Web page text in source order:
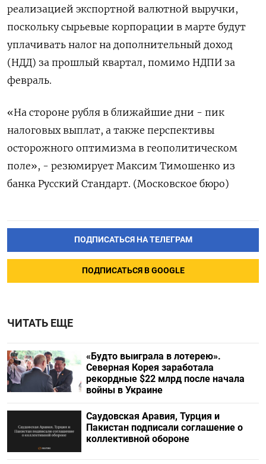
реализацией экспортной ‌валютной выручки,
поскольку сырьевые корпорации в марте будут
уплачивать налог на дополнительный доход
(НДД) за прошлый квартал, помимо НДПИ за
февраль.
«На ​стороне рубля в ближайшие дни - пик
налоговых выплат, а также перспективы
осторожного оптимизма в ‌геополитическом
поле», - резюмирует Максим Тимошенко из
банка Русский Стандарт. (Московское бюро)
ПОДПИСАТЬСЯ НА ТЕЛЕГРАМ
ПОДПИСАТЬСЯ В GOOGLE
ЧИТАТЬ ЕЩЕ
«Будто выиграла в лотерею».
Северная Корея заработала
рекордные $22 млрд после начала
войны в Украине
Саудовская Аравия, Турция и
Пакистан подписали соглашение о
коллективной обороне